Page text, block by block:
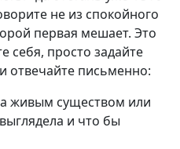
не из спокойного
первая мешает. Это
себя, просто задайте
отвечайте письменно:
живым существом или
и что бы